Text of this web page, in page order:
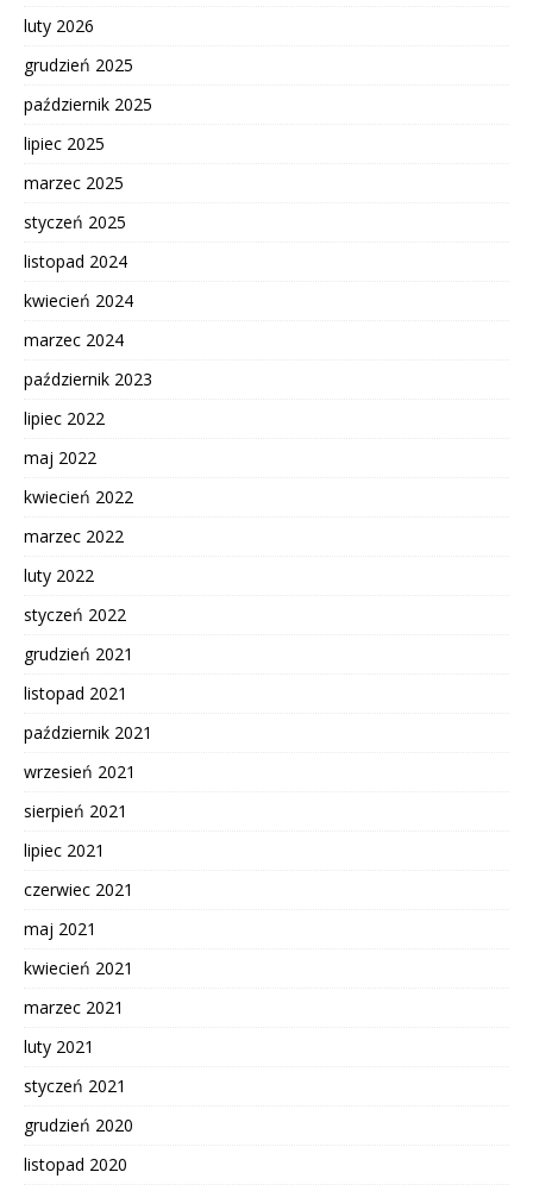
luty 2026
grudzień 2025
październik 2025
lipiec 2025
marzec 2025
styczeń 2025
listopad 2024
kwiecień 2024
marzec 2024
październik 2023
lipiec 2022
maj 2022
kwiecień 2022
marzec 2022
luty 2022
styczeń 2022
grudzień 2021
listopad 2021
październik 2021
wrzesień 2021
sierpień 2021
lipiec 2021
czerwiec 2021
maj 2021
kwiecień 2021
marzec 2021
luty 2021
styczeń 2021
grudzień 2020
listopad 2020